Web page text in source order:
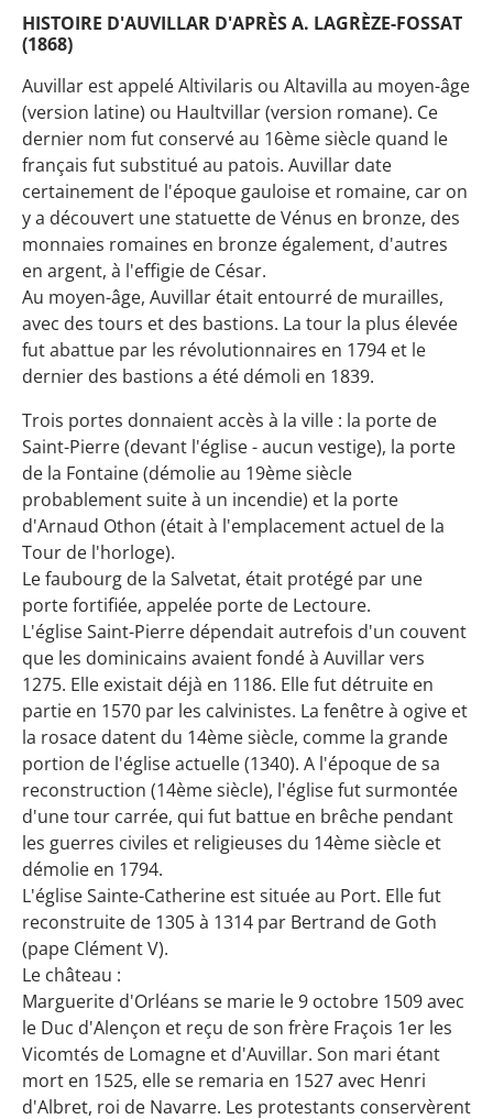
HISTOIRE D'AUVILLAR D'APRÈS A. LAGRÈZE-FOSSAT
(1868)
Auvillar est appelé Altivilaris ou Altavilla au moyen-âge
(version latine) ou Haultvillar (version romane). Ce
dernier nom fut conservé au 16ème siècle quand le
français fut substitué au patois. Auvillar date
certainement de l'époque gauloise et romaine, car on
y a découvert une statuette de Vénus en bronze, des
monnaies romaines en bronze également, d'autres
en argent, à l'effigie de César.
Au moyen-âge, Auvillar était entourré de murailles,
avec des tours et des bastions. La tour la plus élevée
fut abattue par les révolutionnaires en 1794 et le
dernier des bastions a été démoli en 1839.
Trois portes donnaient accès à la ville : la porte de
Saint-Pierre (devant l'église - aucun vestige), la porte
de la Fontaine (démolie au 19ème siècle
probablement suite à un incendie) et la porte
d'Arnaud Othon (était à l'emplacement actuel de la
Tour de l'horloge).
Le faubourg de la Salvetat, était protégé par une
porte fortifiée, appelée porte de Lectoure.
L'église Saint-Pierre dépendait autrefois d'un couvent
que les dominicains avaient fondé à Auvillar vers
1275. Elle existait déjà en 1186. Elle fut détruite en
partie en 1570 par les calvinistes. La fenêtre à ogive et
la rosace datent du 14ème siècle, comme la grande
portion de l'église actuelle (1340). A l'époque de sa
reconstruction (14ème siècle), l'église fut surmontée
d'une tour carrée, qui fut battue en brêche pendant
les guerres civiles et religieuses du 14ème siècle et
démolie en 1794.
L'église Sainte-Catherine est située au Port. Elle fut
reconstruite de 1305 à 1314 par Bertrand de Goth
(pape Clément V).
Le château :
Marguerite d'Orléans se marie le 9 octobre 1509 avec
le Duc d'Alençon et reçu de son frère Fraçois 1er les
Vicomtés de Lomagne et d'Auvillar. Son mari étant
mort en 1525, elle se remaria en 1527 avec Henri
d'Albret, roi de Navarre. Les protestants conservèrent